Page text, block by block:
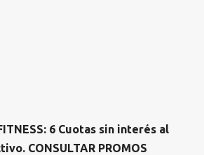
6 Cuotas sin interés al
CONSULTAR PROMOS